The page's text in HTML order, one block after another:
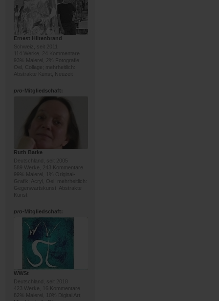
Ernest Hiltenbrand
Schweiz, seit 2011
114 Werke, 24 Kommentare
93% Malerei, 2% Fotografie;
Oel, Collage; mehrheitlich:
Abstrakte Kunst, Neuzeit
pro-Mitgliedschaft:
Ruth Batke
Deutschland, seit 2005
589 Werke, 243 Kommentare
99% Malerei, 1% Original-
Grafik; Acryl, Oel; mehrheitlich:
Gegenwartskunst, Abstrakte
Kunst
pro-Mitgliedschaft:
WWSt
Deutschland, seit 2018
423 Werke, 16 Kommentare
82% Malerei, 10% Digital Art;